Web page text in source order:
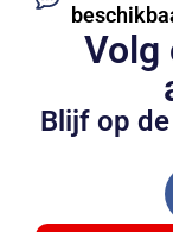
Volg
Blijf op